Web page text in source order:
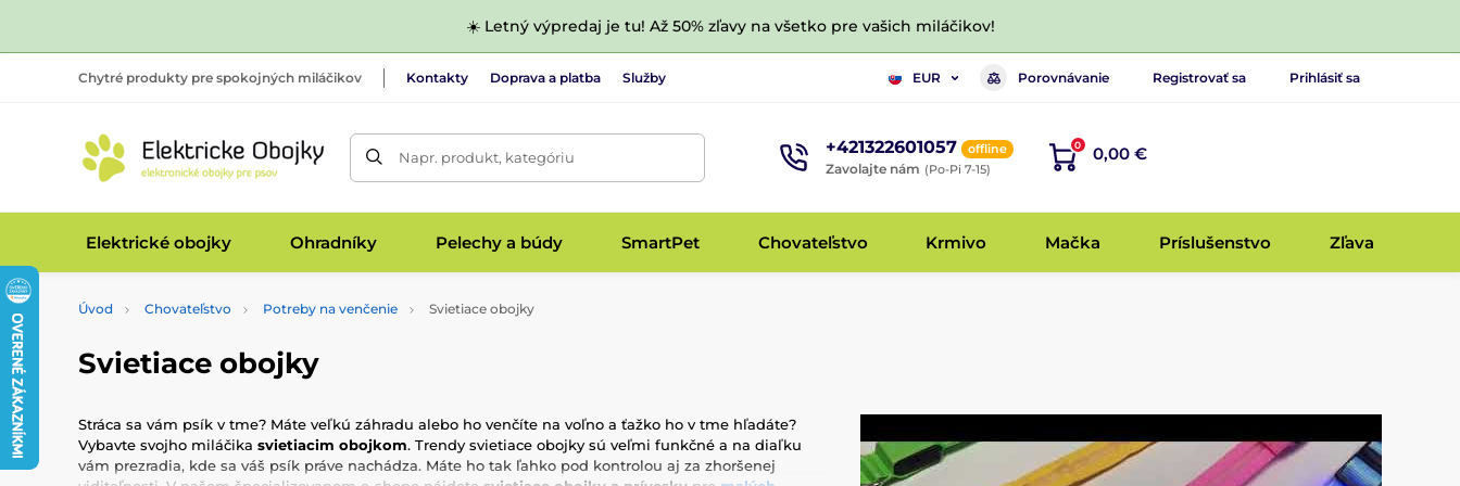
☀️ Letný výpredaj je tu! Až 50% zľavy na všetko pre vašich miláčikov!
Chytré produkty pre spokojných miláčikov Kontakty Doprava a platba Služby EUR Porovnávanie Registrovať sa Prihlásiť sa
Napr. produkt, kategóriu +421322601057 offline
Zavolajte nám (Po-Pi 7-15)
0 0,00 €
Elektrické obojky Ohradníky Pelechy a búdy SmartPet Chovateľstvo Krmivo Mačka Príslušenstvo Zľava
Úvod Chovateľstvo Potreby na venčenie Svietiace obojky
Svietiace obojky
Stráca sa vám psík v tme? Máte veľkú záhradu alebo ho venčíte na voľno a ťažko ho v tme hľadáte?
Vybavte svojho miláčika svietiacim obojkom. Trendy svietiace obojky sú veľmi funkčné a na diaľku
vám prezradia, kde sa váš psík práve nachádza. Máte ho tak ľahko pod kontrolou aj za zhoršenej